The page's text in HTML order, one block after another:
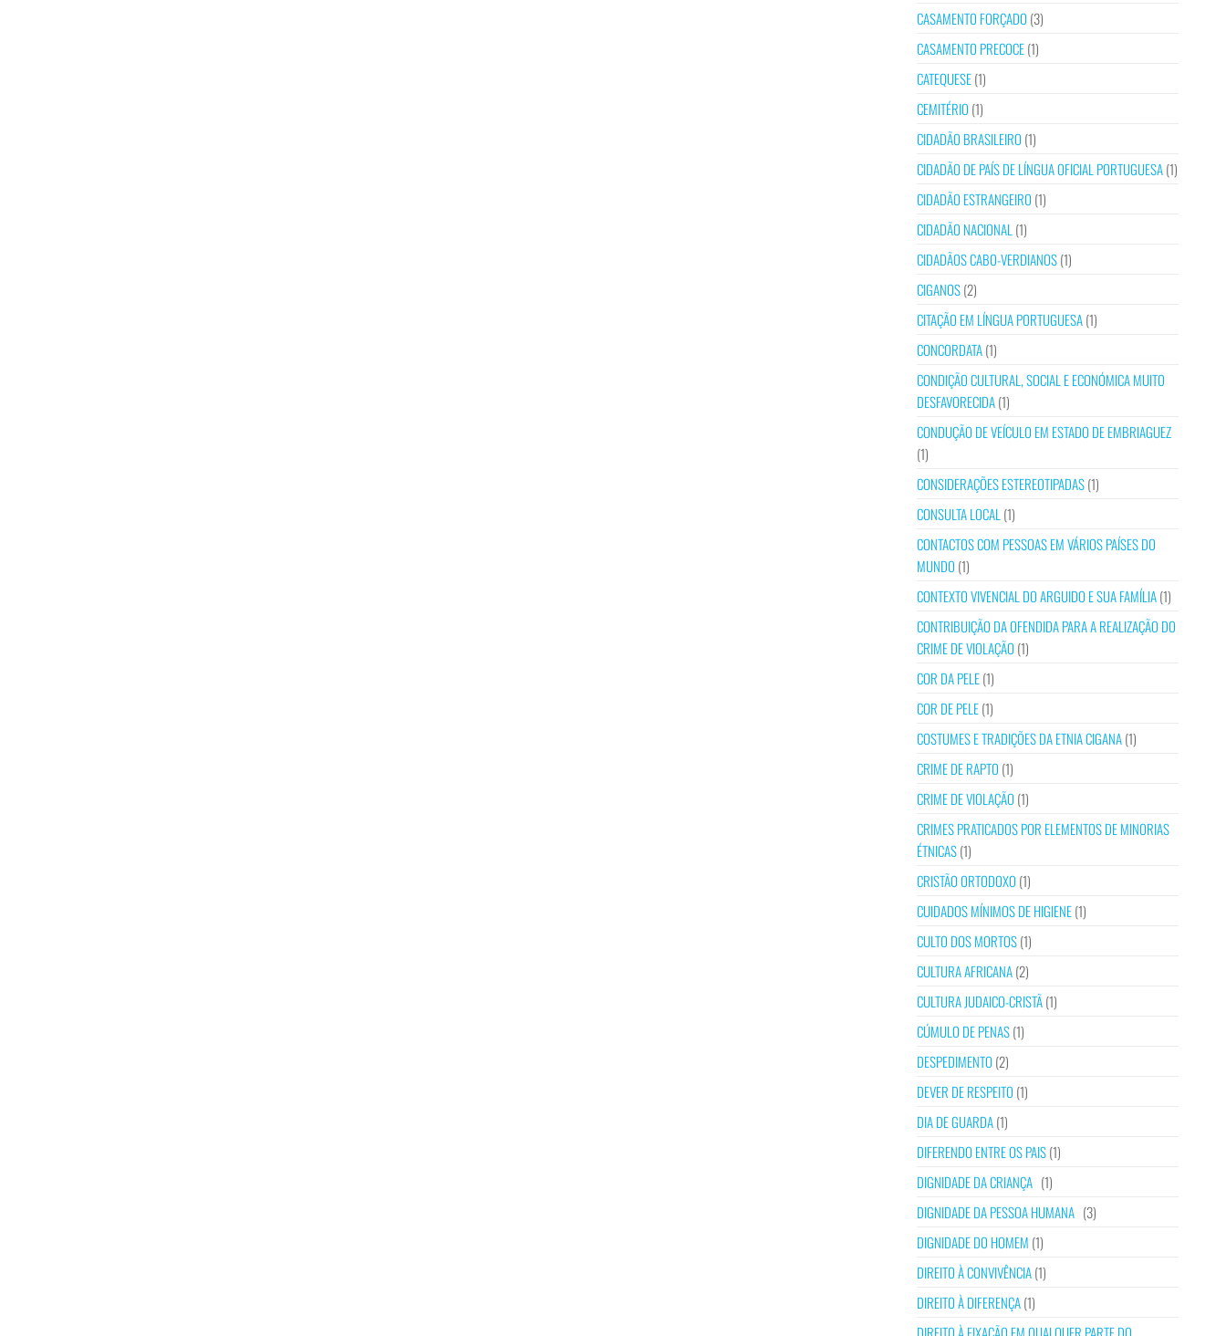
CASAMENTO FORÇADO (3)
CASAMENTO PRECOCE(1)
CATEQUESE(1)
CEMITÉRIO (1)
CIDADÃO BRASILEIRO (1)
CIDADÃO DE PAÍS DE LÍNGUA OFICIAL PORTUGUESA(1)
CIDADÃO ESTRANGEIRO (1)
CIDADÃO NACIONAL (1)
CIDADÃOS CABO-VERDIANOS(1)
CIGANOS(2)
CITAÇÃO EM LÍNGUA PORTUGUESA(1)
CONCORDATA(1)
CONDIÇÃO CULTURAL, SOCIAL E ECONÓMICA MUITO
DESFAVORECIDA(1)
CONDUÇÃO DE VEÍCULO EM ESTADO DE EMBRIAGUEZ
(1)
CONSIDERAÇÕES ESTEREOTIPADAS(1)
CONSULTA LOCAL (1)
CONTACTOS COM PESSOAS EM VÁRIOS PAÍSES DO
MUNDO (1)
CONTEXTO VIVENCIAL DO ARGUIDO E SUA FAMÍLIA(1)
CONTRIBUIÇÃO DA OFENDIDA PARA A REALIZAÇÃO DO
CRIME DE VIOLAÇÃO (1)
COR DA PELE(1)
COR DE PELE(1)
COSTUMES E TRADIÇÕES DA ETNIA CIGANA(1)
CRIME DE RAPTO (1)
CRIME DE VIOLAÇÃO (1)
CRIMES PRATICADOS POR ELEMENTOS DE MINORIAS
ÉTNICAS(1)
CRISTÃO ORTODOXO (1)
CUIDADOS MÍNIMOS DE HIGIENE(1)
CULTO DOS MORTOS(1)
CULTURA AFRICANA(2)
CULTURA JUDAICO-CRISTÃ(1)
CÚMULO DE PENAS(1)
DESPEDIMENTO (2)
DEVER DE RESPEITO (1)
DIA DE GUARDA(1)
DIFERENDO ENTRE OS PAIS(1)
DIGNIDADE DA CRIANÇA (1)
DIGNIDADE DA PESSOA HUMANA (3)
DIGNIDADE DO HOMEM (1)
DIREITO À CONVIVÊNCIA(1)
DIREITO À DIFERENÇA(1)